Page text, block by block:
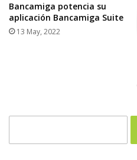
Bancamiga potencia su
aplicación Bancamiga Suite
13 May, 2022